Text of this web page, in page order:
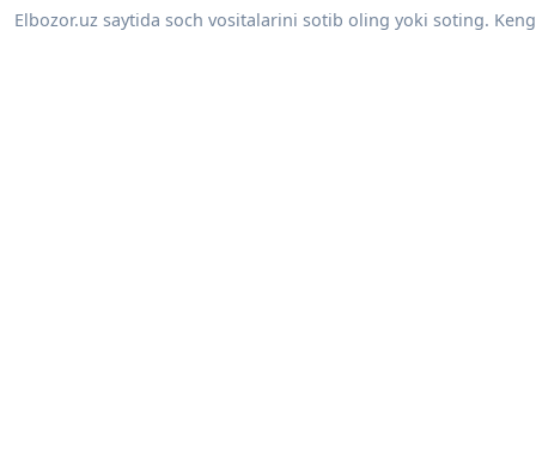
Elbozor.uz saytida soch vositalarini sotib oling yoki soting.